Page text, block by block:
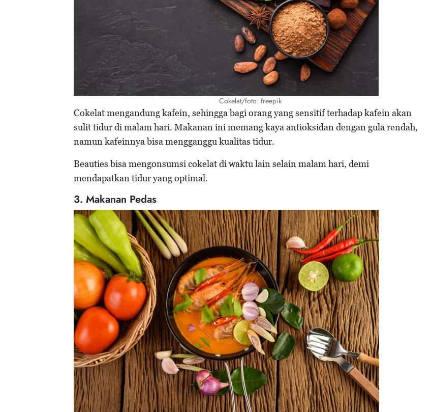
Cokelat/foto: freepik
Cokelat mengandung kafein, sehingga bagi orang yang sensitif terhadap kafein akan
sulit tidur di malam hari. Makanan ini memang kaya antioksidan dengan gula rendah,
namun kafeinnya bisa mengganggu kualitas tidur.
Beauties bisa mengonsumsi cokelat di waktu lain selain malam hari, demi
mendapatkan tidur yang optimal.
3. Makanan Pedas